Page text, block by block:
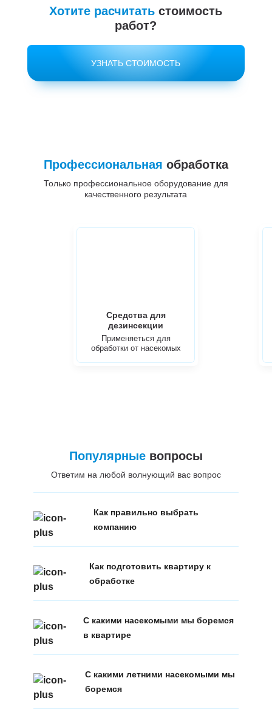
Хотите расчитать стоимость
работ?
УЗНАТЬ СТОИМОСТЬ
Профессиональная обработка
Только профессиональное оборудование для
качественного результата
Средства для
дезинсекции
Применяеться для
обработки от насекомых
Популярныевопросы
Ответим на любой волнующий вас вопрос
Как правильно выбрать
компанию
Как подготовить квартиру к
обработке
С какими насекомыми мы боремся
в квартире
С какими летними насекомыми мы
боремся